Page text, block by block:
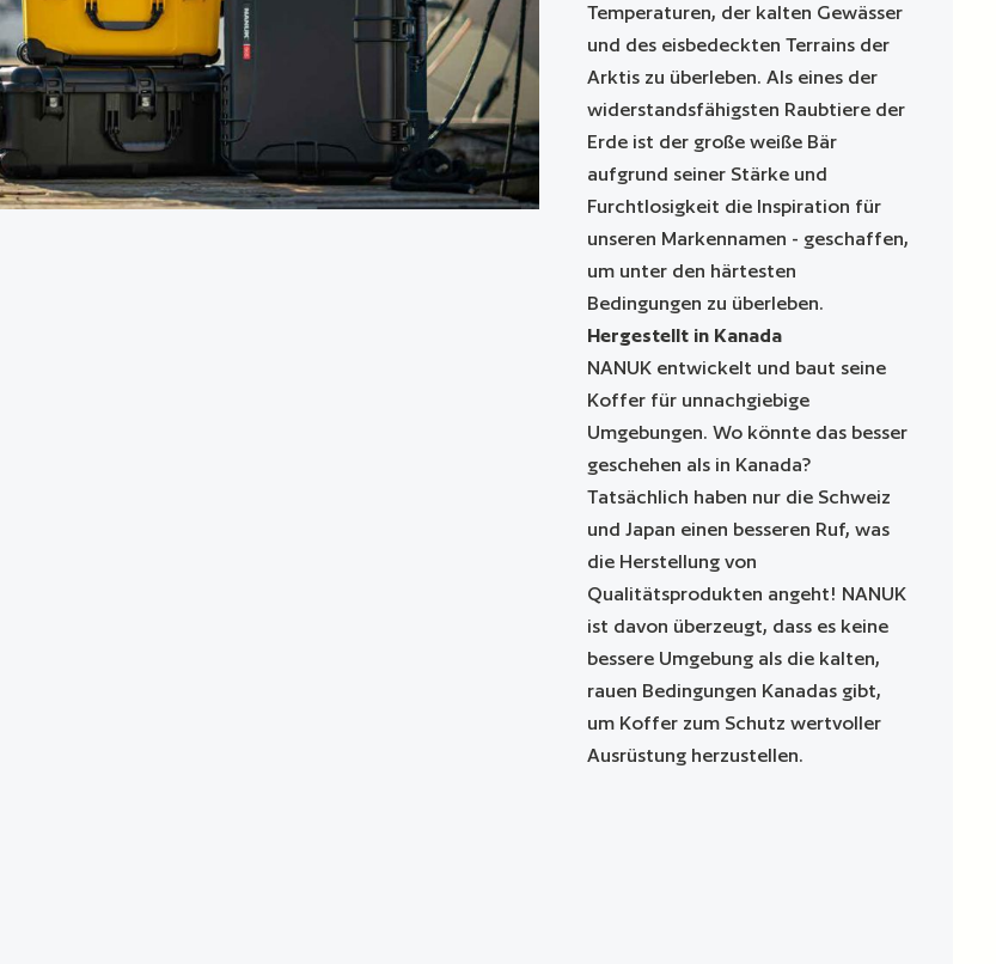
Temperaturen, der kalten Gewässer
und des eisbedeckten Terrains der
Arktis zu überleben. Als eines der
widerstandsfähigsten Raubtiere der
Erde ist der große weiße Bär
aufgrund seiner Stärke und
Furchtlosigkeit die Inspiration für
unseren Markennamen - geschaffen,
um unter den härtesten
Bedingungen zu überleben.
Hergestellt in Kanada
NANUK entwickelt und baut seine
Koffer für unnachgiebige
Umgebungen. Wo könnte das besser
geschehen als in Kanada?
Tatsächlich haben nur die Schweiz
und Japan einen besseren Ruf, was
die Herstellung von
Qualitätsprodukten angeht! NANUK
ist davon überzeugt, dass es keine
bessere Umgebung als die kalten,
rauen Bedingungen Kanadas gibt,
um Koffer zum Schutz wertvoller
Ausrüstung herzustellen.